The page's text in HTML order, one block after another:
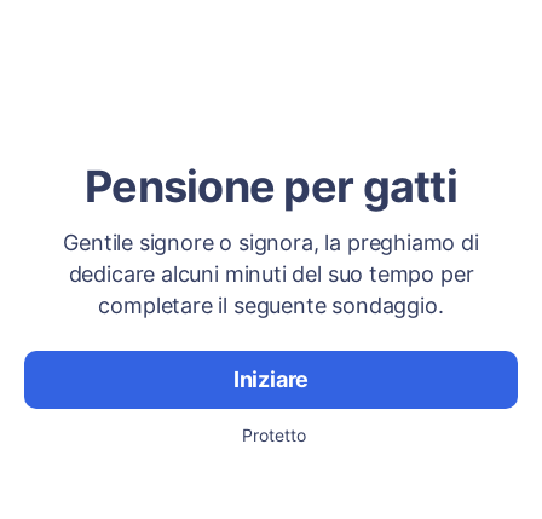
Pensione per gatti
Gentile signore o signora, la preghiamo di
dedicare alcuni minuti del suo tempo per
completare il seguente sondaggio.
Iniziare
Protetto